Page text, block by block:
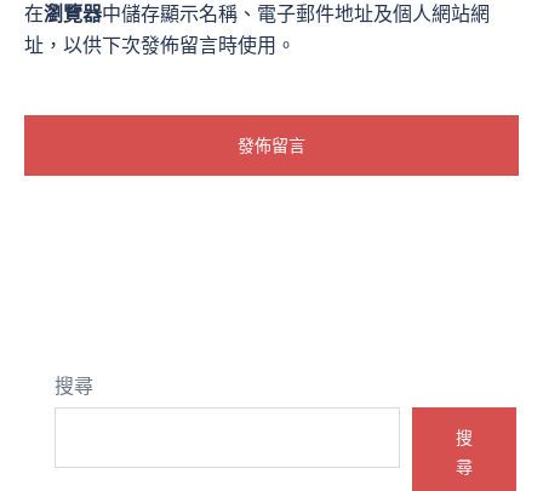
在瀏覽器中儲存顯示名稱、電子郵件地址及個人網站網
址，以供下次發佈留言時使用。
搜尋
搜
尋